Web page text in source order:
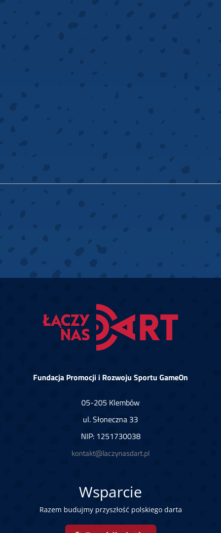
Fundacja Promocji i Rozwoju Sportu GameOn
05-205 Klembów
ul. Słoneczna 33
NIP: 1251730038
kontakt@laczynasdart.pl
Wsparcie
Razem budujmy przyszłość polskiego darta